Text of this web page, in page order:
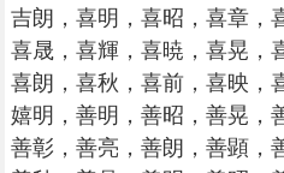
吉朗，喜明，喜昭，喜章，
喜晟，喜輝，喜暁，喜晃，
喜朗，喜秋，喜前，喜映，
嬉明，善明，善昭，善晃，
善彰，善亮，善朗，善顕，